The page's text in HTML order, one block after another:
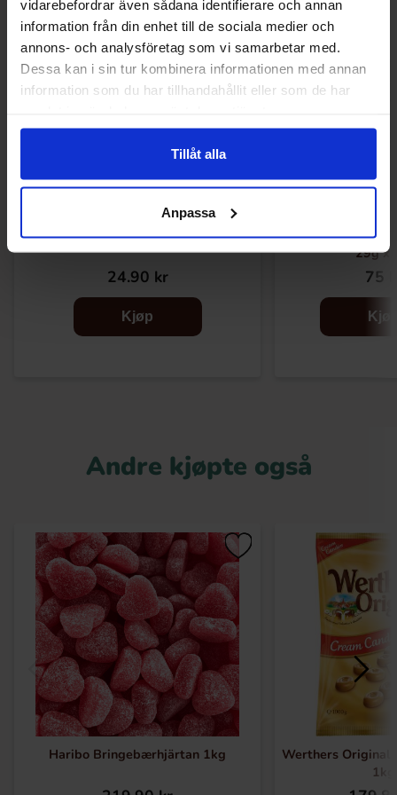
vidarebefordrar även sådana identifierare och annan
information från din enhet till de sociala medier och
annons- och analysföretag som vi samarbetar med.
Dessa kan i sin tur kombinera informationen med annan
information som du har tillhandahållit eller som de har
Tillåt alla
Anpassa
Wrigleys Extra White Sweet Mint 29g
24.90 kr
Kjøp
Wrigleys Extra
29g x
75
Andre kjøpte også
Haribo Bringebærhjärtan 1kg
Werthers Original
1kg